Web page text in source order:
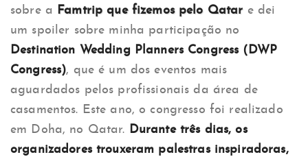
sobre a
Famtrip que fizemos pelo Qatare dei
um spoiler sobre minha participação no
Destination Wedding Planners Congress (DWP
Congress), que é um dos eventos mais
aguardados pelos profissionais da área de
casamentos. Este ano, o congresso foi realizado
em Doha, no Qatar. Durante três dias, os
organizadores trouxeram palestras inspiradoras,